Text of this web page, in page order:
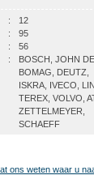
:
12
:
95
:
56
:
BOSCH, JOHN
BOMAG, DEUTZ,
ISKRA, IVECO,
TEREX, VOLVO,
ZETTELMEYER,
SCHAEFF
ons weten waar u